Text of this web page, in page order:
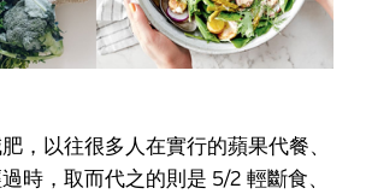
，以往很多人在實行的蘋果代餐、
時，取而代之的則是 5/2 輕斷食、